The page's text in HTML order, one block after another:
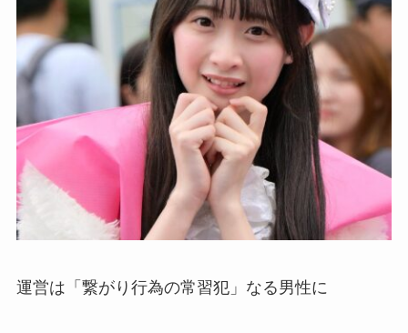
運営は「繋がり行為の常習犯」なる男性に